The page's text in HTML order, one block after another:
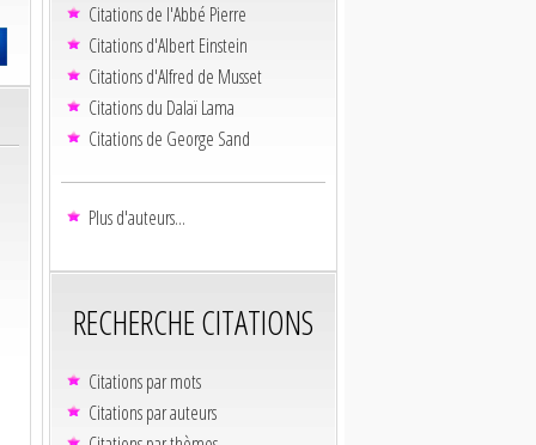
Citations de l'Abbé Pierre
Citations d'Albert Einstein
Citations d'Alfred de Musset
Citations du Dalaï Lama
Citations de George Sand
Plus d'auteurs...
RECHERCHE CITATIONS
Citations par mots
Citations par auteurs